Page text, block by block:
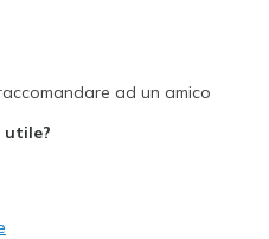
ad un amico
utile?